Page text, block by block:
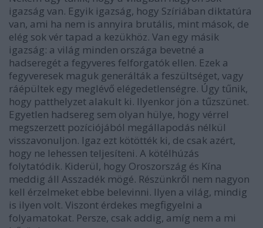
igazság van. Egyik igazság, hogy Szíriában diktatúra
van, ami ha nem is annyira brutális, mint mások, de
elég sok vér tapad a kezükhöz. Van egy másik
igazság: a világ minden országa bevetné a
hadseregét a fegyveres felforgatók ellen. Ezek a
fegyveresek maguk generálták a feszültséget, vagy
ráépültek egy meglévő elégedetlenségre. Úgy tűnik,
hogy patthelyzet alakult ki. Ilyenkor jön a tűzszünet.
Egyetlen hadsereg sem olyan hülye, hogy vérrel
megszerzett pozíciójából megállapodás nélkül
visszavonuljon. Igaz ezt kötötték ki, de csak azért,
hogy ne lehessen teljesíteni. A kötélhúzás
folytatódik. Kiderül, hogy Oroszország és Kína
meddig áll Asszadék mögé. Részünkről nem nagyon
kell érzelmeket ebbe belevinni. Ilyen a világ, mindig
is ilyen volt. Viszont érdekes megfigyelni a
folyamatokat. Persze, csak addig, amíg nem a mi